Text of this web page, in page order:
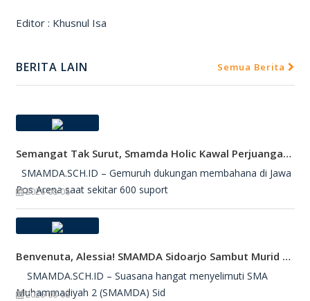
Editor : Khusnul Isa
BERITA LAIN Semua Berita
Semangat Tak Surut, Smamda Holic Kawal Perjuangan Tim Basket Smamda Di DBL 2026
SMAMDA.SCH.ID – Gemuruh dukungan membahana di Jawa
Pos Arena saat sekitar 600 suport
2026-08-08
Benvenuta, Alessia! SMAMDA Sidoarjo Sambut Murid Pertukaran Pelajar Dari Italia
SMAMDA.SCH.ID – Suasana hangat menyelimuti SMA
Muhammadiyah 2 (SMAMDA) Sid
2026-08-08